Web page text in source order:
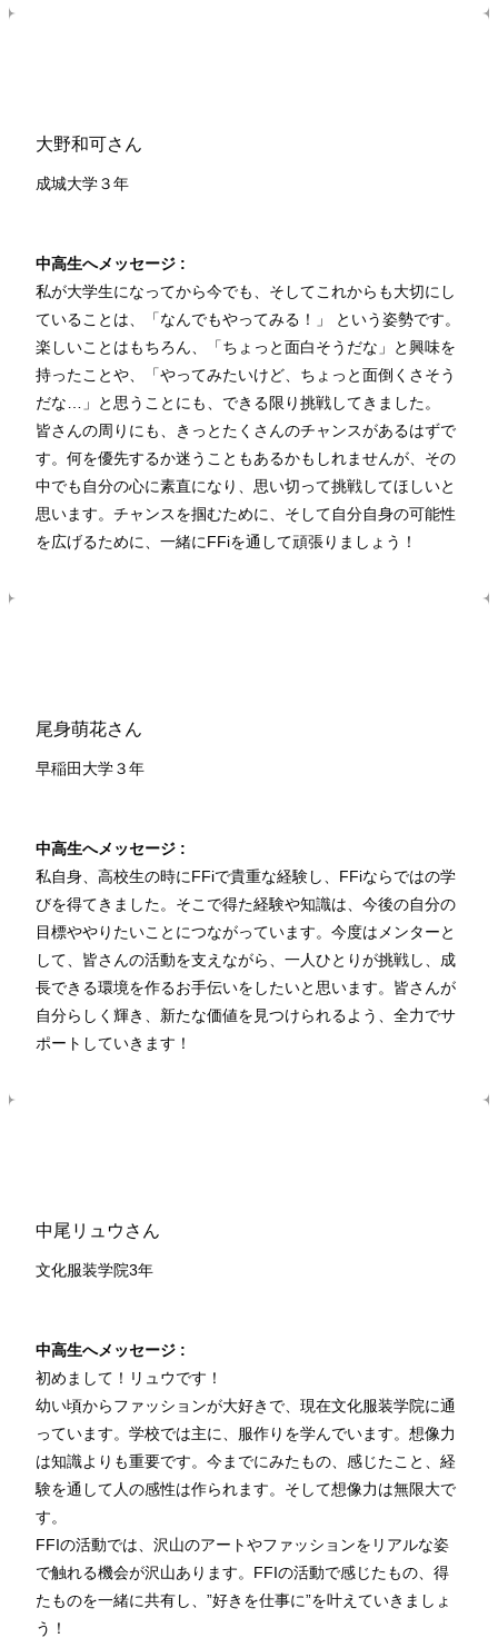
大野和可さん
成城大学３年
中高生へメッセージ :
私が大学生になってから今でも、そしてこれからも大切にし
ていることは、「なんでもやってみる！」 という姿勢です。
楽しいことはもちろん、「ちょっと面白そうだな」と興味を
持ったことや、「やってみたいけど、ちょっと面倒くさそう
だな…」と思うことにも、できる限り挑戦してきました。
皆さんの周りにも、きっとたくさんのチャンスがあるはずで
す。何を優先するか迷うこともあるかもしれませんが、その
中でも自分の心に素直になり、思い切って挑戦してほしいと
思います。チャンスを掴むために、そして自分自身の可能性
を広げるために、一緒にFFiを通して頑張りましょう！
尾身萌花さん
早稲田大学３年
中高生へメッセージ :
私自身、高校生の時にFFiで貴重な経験し、FFiならではの学
びを得てきました。そこで得た経験や知識は、今後の自分の
目標ややりたいことにつながっています。今度はメンターと
して、皆さんの活動を支えながら、一人ひとりが挑戦し、成
長できる環境を作るお手伝いをしたいと思います。皆さんが
自分らしく輝き、新たな価値を見つけられるよう、全力でサ
ポートしていきます！
中尾リュウさん
文化服装学院3年
中高生へメッセージ :
初めまして！リュウです！
幼い頃からファッションが大好きで、現在文化服装学院に通
っています。学校では主に、服作りを学んでいます。想像力
は知識よりも重要です。今までにみたもの、感じたこと、経
験を通して人の感性は作られます。そして想像力は無限大で
す。
FFIの活動では、沢山のアートやファッションをリアルな姿
で触れる機会が沢山あります。FFIの活動で感じたもの、得
たものを一緒に共有し、”好きを仕事に”を叶えていきましょ
う！